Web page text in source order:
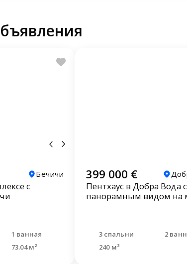
Бечичи
с
1 ванная
73.04 м²
399 000 €
Пентхаус в Добра Вода с
панорамным видом на
3 спальни
2
240 м²